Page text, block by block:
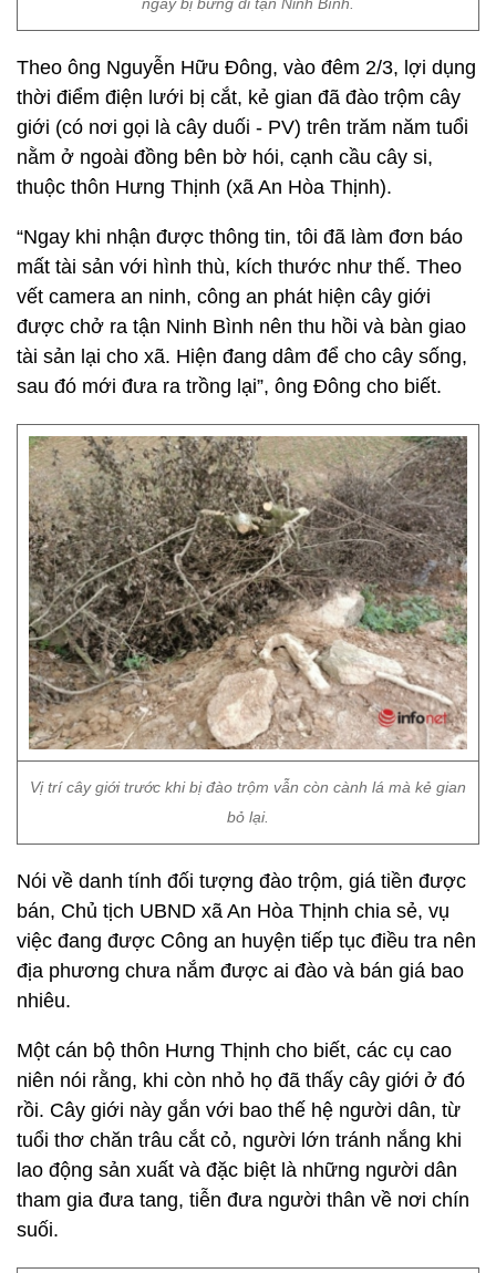
Theo ông Nguyễn Hữu Đông, vào đêm 2/3, lợi dụng
thời điểm điện lưới bị cắt, kẻ gian đã đào trộm cây
giới (có nơi gọi là cây duối - PV) trên trăm năm tuổi
nằm ở ngoài đồng bên bờ hói, cạnh cầu cây si,
thuộc thôn Hưng Thịnh (xã An Hòa Thịnh).
“Ngay khi nhận được thông tin, tôi đã làm đơn báo
mất tài sản với hình thù, kích thước như thế. Theo
vết camera an ninh, công an phát hiện cây giới
được chở ra tận Ninh Bình nên thu hồi và bàn giao
tài sản lại cho xã. Hiện đang dâm để cho cây sống,
sau đó mới đưa ra trồng lại”, ông Đông cho biết.
Vị trí cây giới trước khi bị đào trộm vẫn còn cành lá mà kẻ gian
bỏ lại.
Nói về danh tính đối tượng đào trộm, giá tiền được
bán, Chủ tịch UBND xã An Hòa Thịnh chia sẻ, vụ
việc đang được Công an huyện tiếp tục điều tra nên
địa phương chưa nắm được ai đào và bán giá bao
nhiêu.
Một cán bộ thôn Hưng Thịnh cho biết, các cụ cao
niên nói rằng, khi còn nhỏ họ đã thấy cây giới ở đó
rồi. Cây giới này gắn với bao thế hệ người dân, từ
tuổi thơ chăn trâu cắt cỏ, người lớn tránh nắng khi
lao động sản xuất và đặc biệt là những người dân
tham gia đưa tang, tiễn đưa người thân về nơi chín
suối.